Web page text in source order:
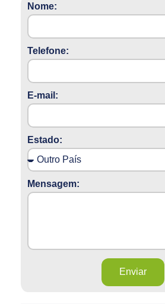
Nome:
Telefone:
E-mail:
Estado:
Mensagem:
Enviar